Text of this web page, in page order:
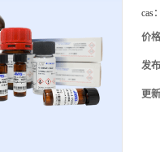
cas
价
发
更